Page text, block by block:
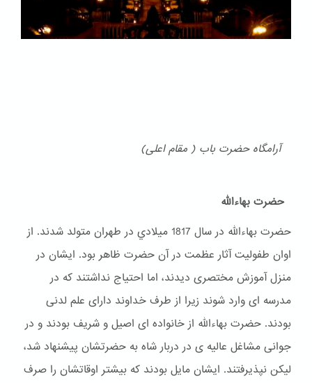
آرامگاه حضرت باب ( مقام اعلی)
حضرت بهاءالله
حضرت بهاءالله در سال 1817 ميلادي در طهران متولد شدند. از
اوان طفولیت آثار عظمت در آن حضرت ظاهر بود. ایشان در
منزل آموزش مختصری دیدند، اما احتیاج نداشتند که در
مدرسه ای وارد شوند زیرا از طرف خداوند دارای علم لدنی
بودند. حضرت بهاءالله از خانواده ای اصیل و شریف بودند و در
جوانی مشاغل عالیه ی در دربار شاه به حضرتشان پیشنهاد شد،
لیکن نپذیرفتند. ایشان مایل بودند که بیشتر اوقاتشان را صرف